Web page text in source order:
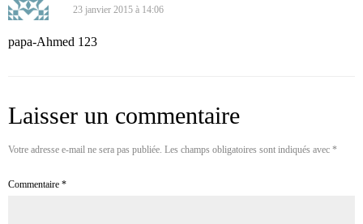
23 janvier 2015 à 14:06
papa-Ahmed 123
Laisser un commentaire
Votre adresse e-mail ne sera pas publiée. Les champs obligatoires sont indiqués avec *
Commentaire *